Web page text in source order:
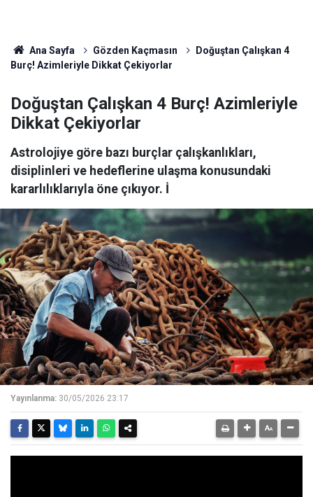
Ana Sayfa Gözden Kaçmasın
Doğuştan Çalışkan 4
Burç! Azimleriyle Dikkat Çekiyorlar
Doğuştan Çalışkan 4 Burç! Azimleriyle
Dikkat Çekiyorlar
Astrolojiye göre bazı burçlar çalışkanlıkları,
disiplinleri ve hedeflerine ulaşma konusundaki
kararlılıklarıyla öne çıkıyor. İ
Yayınlanma: 30/05/2026 23:17